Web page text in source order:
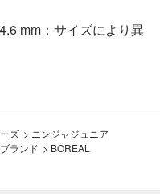
mm：サイズにより異
ズ > ニンジャジュニア
ランド > BOREAL